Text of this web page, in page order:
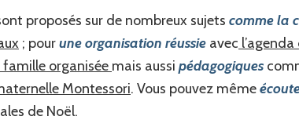
proposés sur de nombreux sujets comme la
; pourune organisation réussie avec
organisée mais aussi pédagogiques
Montessori. Vous pouvez même
de Noël.